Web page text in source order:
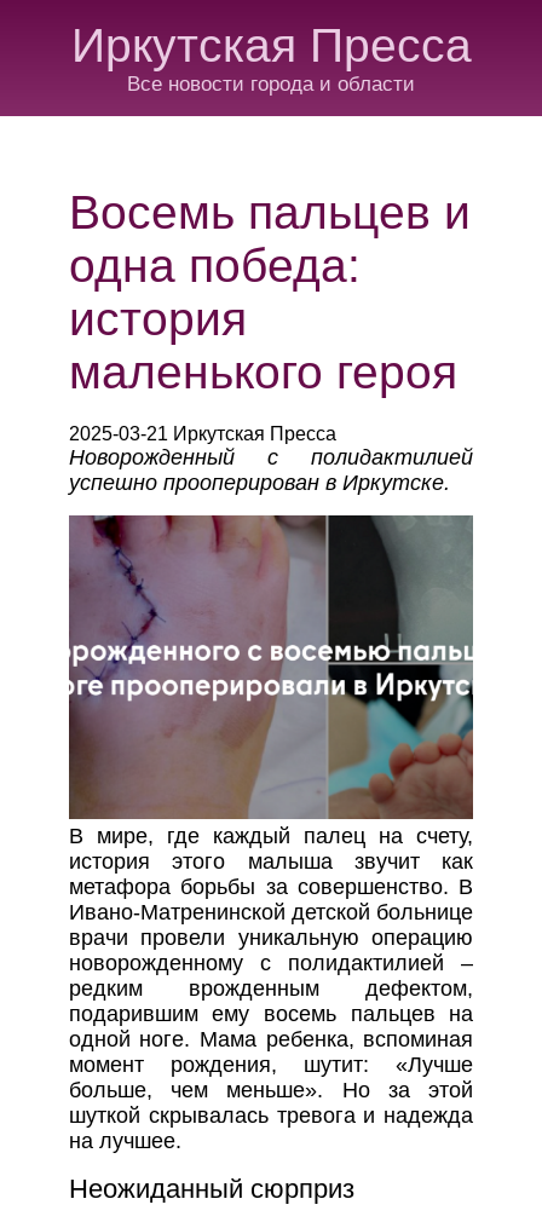
Иркутская Пресса
Все новости города и области
Восемь пальцев и
одна победа:
история
маленького героя
2025-03-21 Иркутская Пресса
Новорожденный с полидактилией
успешно прооперирован в Иркутске.
В мире, где каждый палец на счету,
история этого малыша звучит как
метафора борьбы за совершенство. В
Ивано-Матренинской детской больнице
врачи провели уникальную операцию
новорожденному с полидактилией –
редким врожденным дефектом,
подарившим ему восемь пальцев на
одной ноге. Мама ребенка, вспоминая
момент рождения, шутит: «Лучше
больше, чем меньше». Но за этой
шуткой скрывалась тревога и надежда
на лучшее.
Неожиданный сюрприз